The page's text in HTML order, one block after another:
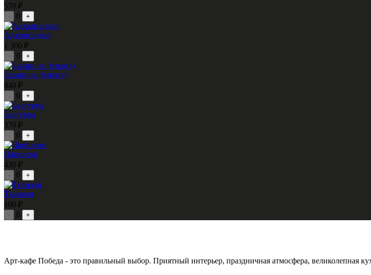
570 ₽
- 0 +
Аджапсандал
1 300 ₽
- 0 +
Баранина (мякоть)
840 ₽
- 0 +
Бастурма
370 ₽
- 0 +
Наполеон
430 ₽
- 0 +
Ткемали
100 ₽
- 0 +
Арт-кафе Победа - это правильный выбор. Приятный интерьер, праздничная атмосфера, великолепная